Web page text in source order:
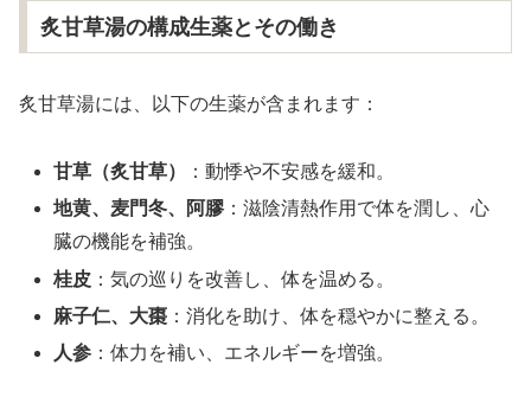
炙甘草湯の構成生薬とその働き
炙甘草湯には、以下の生薬が含まれます：
甘草（炙甘草）
：動悸や不安感を緩和。
地黄、麦門冬、阿膠 ：滋陰清熱作用で体を潤し、心
臓の機能を補強。
桂皮 ：気の巡りを改善し、体を温める。
麻子仁、大棗 ：消化を助け、体を穏やかに整える。
人参 ：体力を補い、エネルギーを増強。